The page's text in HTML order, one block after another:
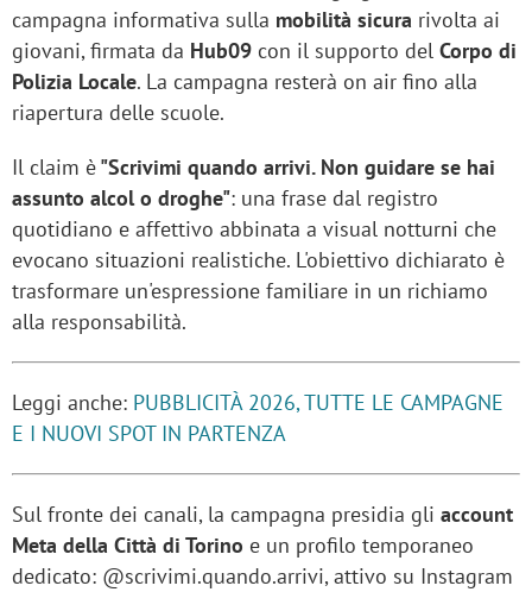
campagna informativa sulla mobilità sicura rivolta ai
giovani, firmata da Hub09 con il supporto del Corpo di
Polizia Locale. La campagna resterà on air fino alla
riapertura delle scuole.
Il claim è"Scrivimi quando arrivi. Non guidare se hai
assunto alcol o droghe": una frase dal registro
quotidiano e affettivo abbinata a visual notturni che
evocano situazioni realistiche. L'obiettivo dichiarato è
trasformare un'espressione familiare in un richiamo
alla responsabilità.
Leggi anche: PUBBLICITÀ 2026, TUTTE LE CAMPAGNE
E I NUOVI SPOT IN PARTENZA
Sul fronte dei canali, la campagna presidia gli account
Meta della Città di Torino e un profilo temporaneo
dedicato: @scrivimi.quando.arrivi, attivo su Instagram